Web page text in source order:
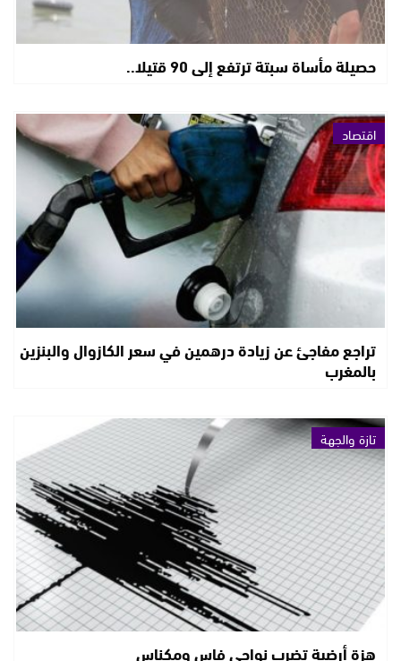
حصيلة مأساة سبتة ترتفع إلى 90 قتيلا..
اقتصاد
تراجع مفاجئ عن زيادة درهمين في سعر الكازوال والبنزين
بالمغرب
تازة والجهة
هزة أرضية تضرب نواحي فاس ومكناس